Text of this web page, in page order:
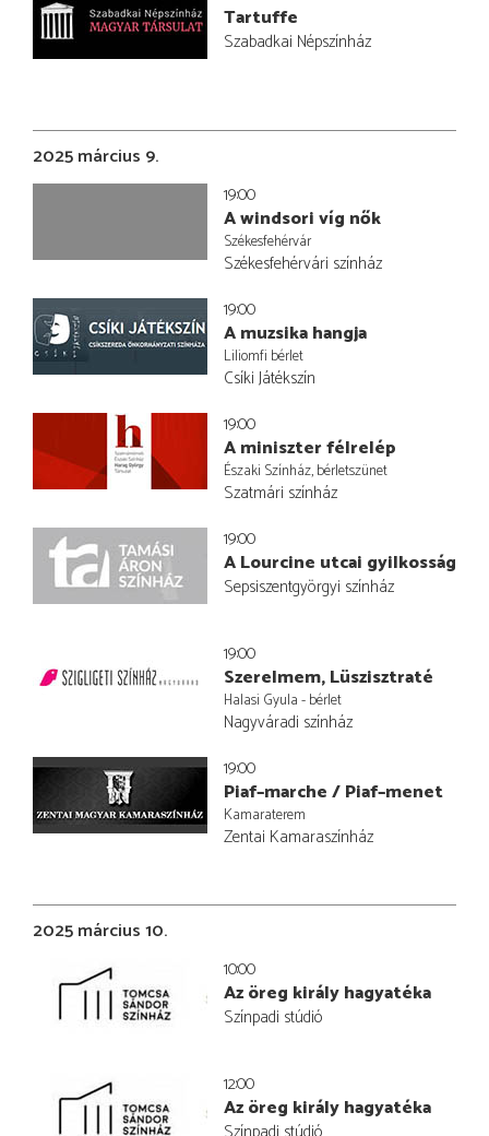
Tartuffe
Szabadkai Népszínház
2025 március 9.
19:00
A windsori víg nők
Székesfehérvár
Székesfehérvári színház
19:00
A muzsika hangja
Liliomfi bérlet
Csíki Játékszín
19:00
A miniszter félrelép
Északi Színház, bérletszünet
Szatmári színház
19:00
A Lourcine utcai gyilkosság
Sepsiszentgyörgyi színház
19:00
Szerelmem, Lüszisztraté
Halasi Gyula - bérlet
Nagyváradi színház
19:00
Piaf–marche / Piaf–menet
Kamaraterem
Zentai Kamaraszínház
2025 március 10.
10:00
Az öreg király hagyatéka
Színpadi stúdió
12:00
Az öreg király hagyatéka